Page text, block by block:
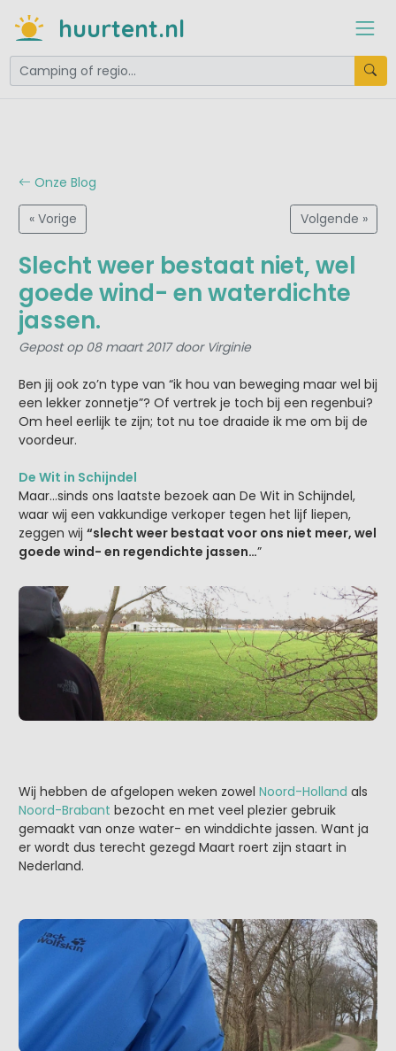
huurtent.nl
Onze Blog
« Vorige Volgende »
Slecht weer bestaat niet, wel
goede wind- en waterdichte
jassen.
Gepost op 08 maart 2017 door Virginie
Ben jij ook zo’n type van “ik hou van beweging maar wel bij
een lekker zonnetje”? Of vertrek je toch bij een regenbui?
Om heel eerlijk te zijn; tot nu toe draaide ik me om bij de
voordeur.
De Wit in Schijndel
Maar…sinds ons laatste bezoek aan De Wit in Schijndel,
waar wij een vakkundige verkoper tegen het lijf liepen,
zeggen wij “slecht weer bestaat voor ons niet meer, wel
goede wind- en regendichte jassen…”
Wij hebben de afgelopen weken zowel Noord-Holland als
Noord-Brabant bezocht en met veel plezier gebruik
gemaakt van onze water- en winddichte jassen. Want ja
er wordt dus terecht gezegd Maart roert zijn staart in
Nederland.